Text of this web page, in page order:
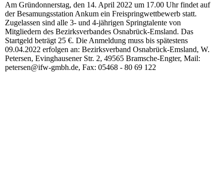
Am Gründonnerstag, den 14. April 2022 um 17.00 Uhr findet auf
der Besamungsstation Ankum ein Freispringwettbewerb statt.
Zugelassen sind alle 3- und 4-jährigen Springtalente von
Mitgliedern des Bezirksverbandes Osnabrück-Emsland. Das
Startgeld beträgt 25 €. Die Anmeldung muss bis spätestens
09.04.2022 erfolgen an: Bezirksverband Osnabrück-Emsland, W.
Petersen, Evinghausener Str. 2, 49565 Bramsche-Engter, Mail:
petersen@ifw-gmbh.de, Fax: 05468 - 80 69 122